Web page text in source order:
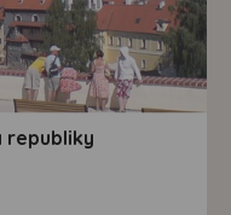
republiky